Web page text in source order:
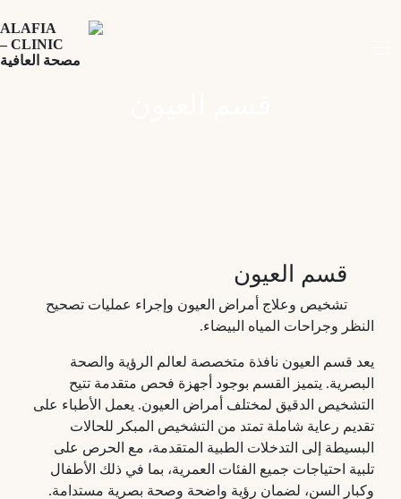
قسم العيون
تشخيص وعلاج أمراض العيون وإجراء عمليات تصحيح
النظر وجراحات المياه البيضاء.
يعد قسم العيون نافذة متخصصة لعالم الرؤية والصحة
البصرية. يتميز القسم بوجود أجهزة فحص متقدمة تتيح
التشخيص الدقيق لمختلف أمراض العيون. يعمل الأطباء على
تقديم رعاية شاملة تمتد من التشخيص المبكر للحالات
البسيطة إلى التدخلات الطبية المتقدمة، مع الحرص على تلبية
احتياجات جميع الفئات العمرية، بما في ذلك الأطفال وكبار
السن، لضمان رؤية واضحة وصحة بصرية مستدامة.